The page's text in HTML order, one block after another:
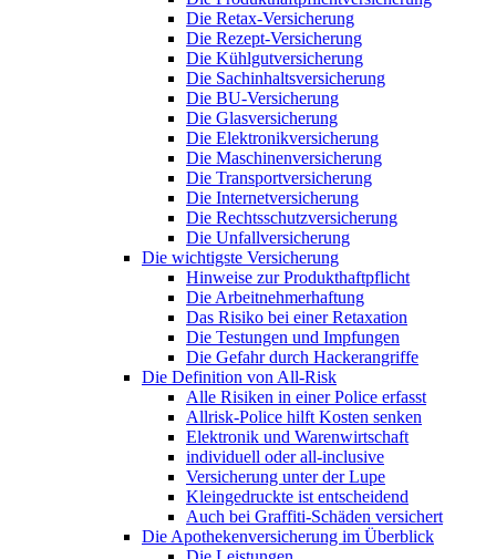
Die Retax-Versicherung
Die Rezept-Versicherung
Die Kühlgutversicherung
Die Sachinhaltsversicherung
Die BU-Versicherung
Die Glasversicherung
Die Elektronikversicherung
Die Maschinenversicherung
Die Transportversicherung
Die Internetversicherung
Die Rechtsschutzversicherung
Die Unfallversicherung
Die wichtigste Versicherung
Hinweise zur Produkthaftpflicht
Die Arbeitnehmerhaftung
Das Risiko bei einer Retaxation
Die Testungen und Impfungen
Die Gefahr durch Hackerangriffe
Die Definition von All-Risk
Alle Risiken in einer Police erfasst
Allrisk-Police hilft Kosten senken
Elektronik und Warenwirtschaft
individuell oder all-inclusive
Versicherung unter der Lupe
Kleingedruckte ist entscheidend
Auch bei Graffiti-Schäden versichert
Die Apothekenversicherung im Überblick